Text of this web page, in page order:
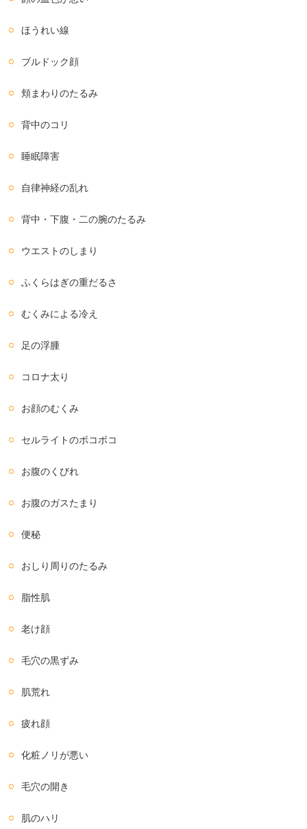
ほうれい線
ブルドック顔
頬まわりのたるみ
背中のコリ
睡眠障害
自律神経の乱れ
背中・下腹・二の腕のたるみ
ウエストのしまり
ふくらはぎの重だるさ
むくみによる冷え
足の浮腫
コロナ太り
お顔のむくみ
セルライトのボコボコ
お腹のくびれ
お腹のガスたまり
便秘
おしり周りのたるみ
脂性肌
老け顔
毛穴の黒ずみ
肌荒れ
疲れ顔
化粧ノリが悪い
毛穴の開き
肌のハリ